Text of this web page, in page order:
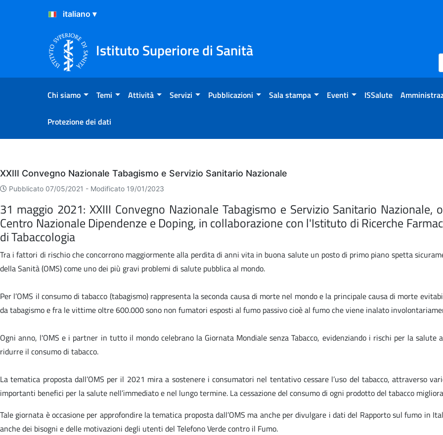
Salta al Contenuto
Salta al Footer
Istituto Superiore di Sanità
Chi siamo Temi Attività Servizi Pubblicazioni Sala stampa Eventi ISSalute
Protezione dei dati
Eventi
XXIII Convegno Nazionale Tabagismo e Servizio Sanitario Nazionale
Pubblicato 07/05/2021 - Modificato 19/01/2023
31 maggio 2021: XXIII Convegno Nazionale Tabagismo e Servizio Sanitario
Centro Nazionale Dipendenze e Doping, in collaborazione con l'Istituto di Ricerche
di Tabaccologia
Tra i fattori di rischio che concorrono maggiormente alla perdita di anni vita in buona salute un posto di primo piano spetta
della Sanità (OMS) come uno dei più gravi problemi di salute pubblica al mondo.
Per l’OMS il consumo di tabacco (tabagismo) rappresenta la seconda causa di morte nel mondo e la principale causa di morte
da tabagismo e fra le vittime oltre 600.000 sono non fumatori esposti al fumo passivo cioè al fumo che viene inalato
Ogni anno, l'OMS e i partner in tutto il mondo celebrano la Giornata Mondiale senza Tabacco, evidenziando i rischi per la
ridurre il consumo di tabacco.
La tematica proposta dall’OMS per il 2021 mira a sostenere i consumatori nel tentativo cessare l’uso del tabacco, attraverso
importanti benefici per la salute nell’immediato e nel lungo termine. La cessazione del consumo di ogni prodotto del tabacco
Tale giornata è occasione per approfondire la tematica proposta dall’OMS ma anche per divulgare i dati del Rapporto sul fumo in
anche dei bisogni e delle motivazioni degli utenti del Telefono Verde contro il Fumo.